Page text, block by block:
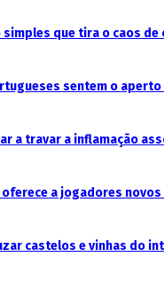
que tira o caos de
sentem o
a travar a inflamação
a jogadores
castelos e vinhas do